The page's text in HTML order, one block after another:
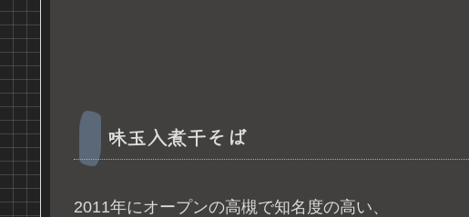
味玉入煮干そば
2011年にオープンの高槻で知名度の高い、